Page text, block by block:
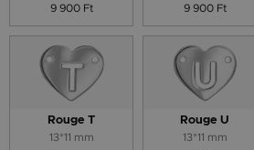
9 900 Ft
9 900 Ft
Rouge T
13*11 mm
Rouge U
13*11 mm